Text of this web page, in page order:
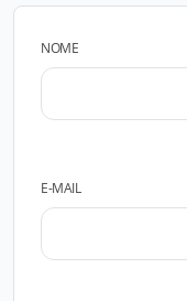
NOME
E-MAIL